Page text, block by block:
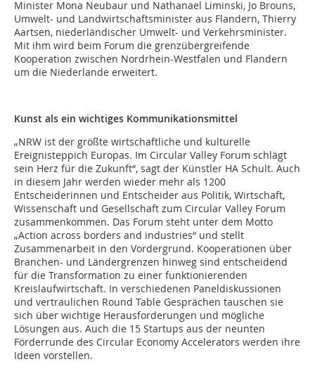
Minister Mona Neubaur und Nathanael Liminski, Jo Brouns,
Umwelt- und Landwirtschaftsminister aus Flandern, Thierry
Aartsen, niederländischer Umwelt- und Verkehrsminister.
Mit ihm wird beim Forum die grenzübergreifende
Kooperation zwischen Nordrhein-Westfalen und Flandern
um die Niederlande erweitert.
Kunst als ein wichtiges Kommunikationsmittel
„NRW ist der größte wirtschaftliche und kulturelle
Ereignisteppich Europas. Im Circular Valley Forum schlägt
sein Herz für die Zukunft“, sagt der Künstler HA Schult. Auch
in diesem Jahr werden wieder mehr als 1200
Entscheiderinnen und Entscheider aus Politik, Wirtschaft,
Wissenschaft und Gesellschaft zum Circular Valley Forum
zusammenkommen. Das Forum steht unter dem Motto
„Action across borders and industries“ und stellt
Zusammenarbeit in den Vordergrund. Kooperationen über
Branchen- und Ländergrenzen hinweg sind entscheidend
für die Transformation zu einer funktionierenden
Kreislaufwirtschaft. In verschiedenen Paneldiskussionen
und vertraulichen Round Table Gesprächen tauschen sie
sich über wichtige Herausforderungen und mögliche
Lösungen aus. Auch die 15 Startups aus der neunten
Förderrunde des Circular Economy Accelerators werden ihre
Ideen vorstellen.